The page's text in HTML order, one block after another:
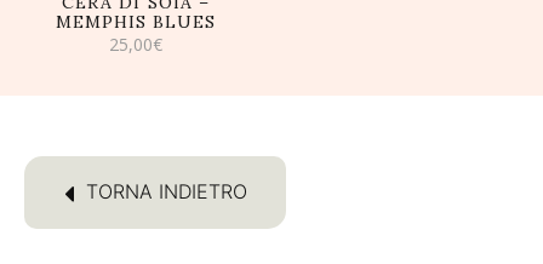
MEMPHIS BLUES
25,00€
TORNA INDIETRO